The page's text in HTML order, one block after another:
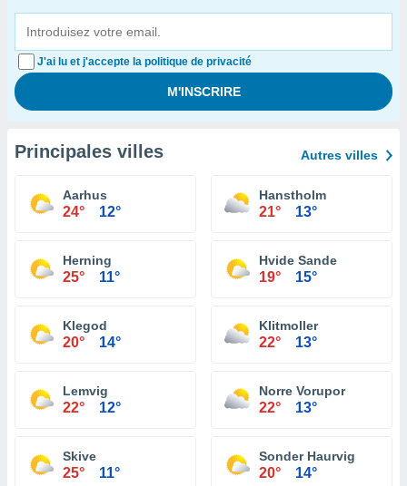
J'ai lu et j'accepte la politique de privacité
Principales villes Autres villes
Aarhus
24° 12°
Hanstholm
21° 13°
Herning
25° 11°
Hvide Sande
19° 15°
Klegod
20° 14°
Klitmoller
22° 13°
Lemvig
22° 12°
Norre Vorupor
22° 13°
Skive
25° 11°
Sonder Haurvig
20° 14°